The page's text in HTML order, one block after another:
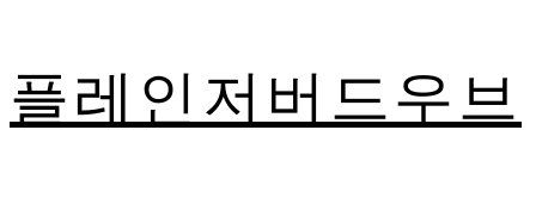
플레인저버드우브